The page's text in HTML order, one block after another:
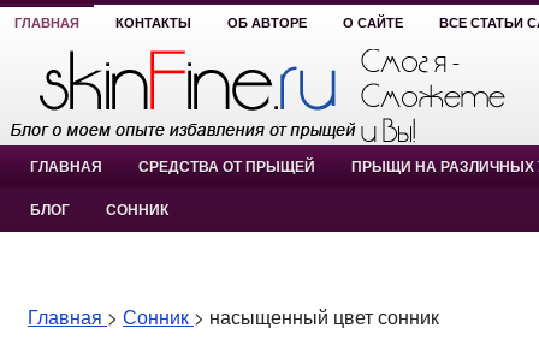
ГЛАВНАЯ КОНТАКТЫ ОБ АВТОРЕ О САЙТЕ ВСЕ СТАТЬИ
ГЛАВНАЯ СРЕДСТВА ОТ ПРЫЩЕЙ ПРЫЩИ НА РАЗЛИЧНЫХ
БЛОГ СОННИК
Главная > Сонник > насыщенный цвет сонник